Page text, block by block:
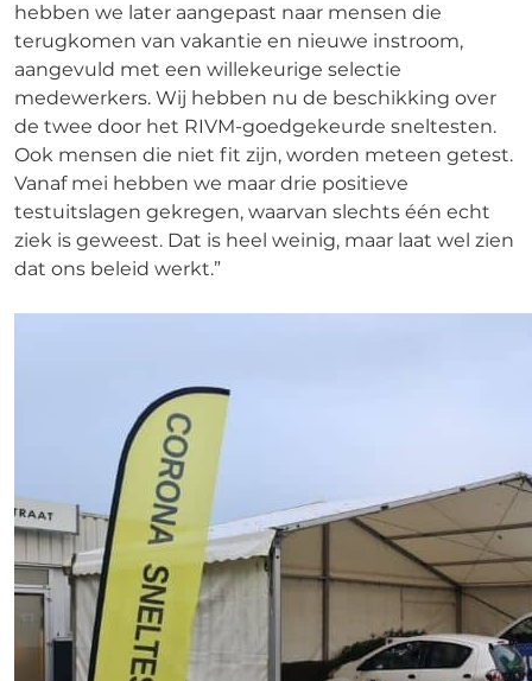
hebben we later aangepast naar mensen die
terugkomen van vakantie en nieuwe instroom,
aangevuld met een willekeurige selectie
medewerkers. Wij hebben nu de beschikking over
de twee door het RIVM-goedgekeurde sneltesten.
Ook mensen die niet fit zijn, worden meteen getest.
Vanaf mei hebben we maar drie positieve
testuitslagen gekregen, waarvan slechts één echt
ziek is geweest. Dat is heel weinig, maar laat wel zien
dat ons beleid werkt.”